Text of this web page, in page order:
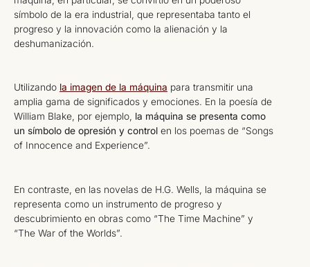
símbolo de la era industrial, que representaba tanto el
progreso y la innovación como la alienación y la
deshumanización.
Utilizando la imagen de la máquina para transmitir una
amplia gama de significados y emociones. En la poesía de
William Blake, por ejemplo, la máquina se presenta como
un símbolo de opresión y control en los poemas de “Songs
of Innocence and Experience”.
En contraste, en las novelas de H.G. Wells, la máquina se
representa como un instrumento de progreso y
descubrimiento en obras como “The Time Machine” y
“The War of the Worlds”.